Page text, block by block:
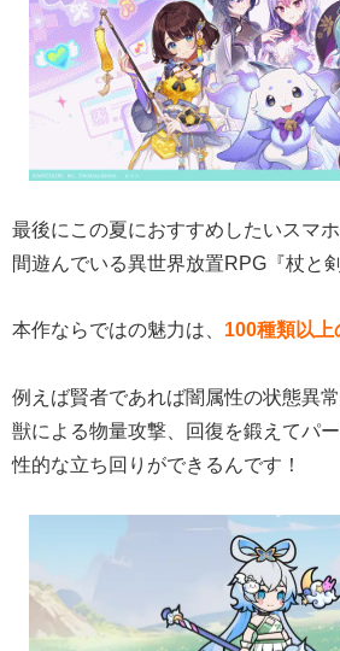
最後にこの夏におすすめしたいスマ
間遊んでいる異世界放置RPG『杖と
本作ならではの魅力は、 100種類以上
例えば賢者であれば闇属性の状態異
獣による物量攻撃、回復を鍛えてパ
性的な立ち回りができるんです！